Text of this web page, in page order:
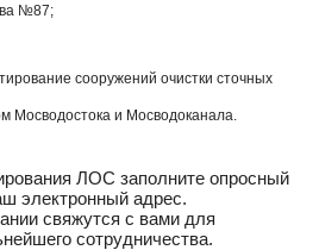
№87;
сооружений очистки сточных
Мосводостока и Мосводоканала.
ЛОС заполните опросный
электронный адрес.
свяжутся с вами для
сотрудничества.